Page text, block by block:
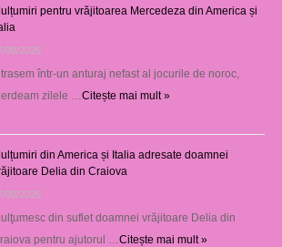
pentru vrăjitoarea Mercedeza din America și
08/2026
într-un anturaj nefast al jocurile de noroc,
zilele … Citește mai mult »
din America și Italia adresate doamnei
Delia din Craiova
08/2026
din suflet doamnei vrăjitoare Delia din
pentru ajutorul … Citește mai mult »